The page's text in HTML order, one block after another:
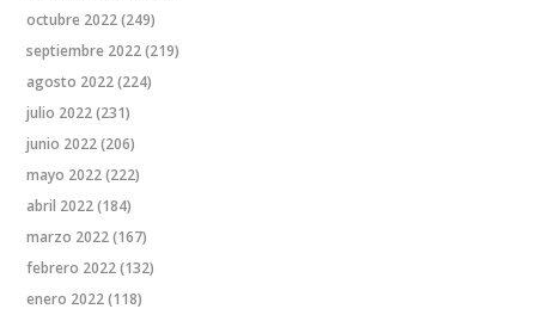
octubre 2022(249)
septiembre 2022(219)
agosto 2022(224)
julio 2022(231)
junio 2022(206)
mayo 2022(222)
abril 2022(184)
marzo 2022(167)
febrero 2022(132)
enero 2022(118)